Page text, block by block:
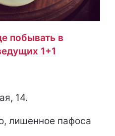
побывать в
1+1
14.
лишенное пафоса